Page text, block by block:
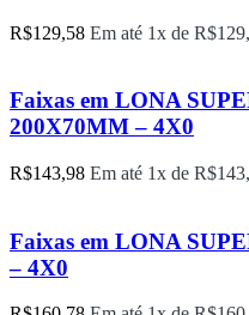
R$129,58 Em até 1x de R$
Faixas em LONA
200X70MM – 4X0
R$143,98 Em até 1x de R$
Faixas em LONA
– 4X0